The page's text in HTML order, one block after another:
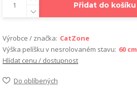
Přidat do košíku
Výrobce / značka: CatZone
Výška pelíšku v nesrolovaném stavu: 60 cm
Hlídat cenu / dostupnost
Do oblíbených